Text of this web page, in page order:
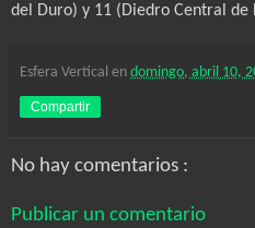
del Duro) y 11 (Diedro Central de
Esfera Vertical en domingo, abril 10,
Compartir
No hay comentarios :
Publicar un comentario